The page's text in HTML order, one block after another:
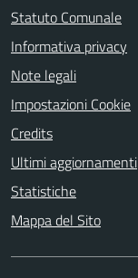
Statuto Comunale
Informativa privacy
Note legali
Impostazioni Cookie
Credits
Ultimi aggiornamenti
Statistiche
Mappa del Sito